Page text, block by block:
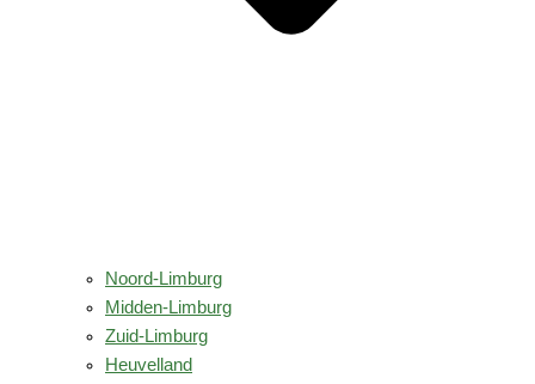
Noord-Limburg
Midden-Limburg
Zuid-Limburg
Heuvelland